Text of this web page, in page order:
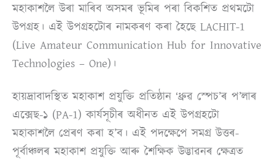
মহাকাশলৈ উৰা মাৰিব অসমৰ ভূমিৰ পৰা বিকশিত প্ৰথমটো
উপগ্ৰহ। এই উপগ্ৰহটোৰ নামকৰণ কৰা হৈছে LACHIT-1
(Live Amateur Communication Hub for Innovative
Technologies – One)।
হায়দ্ৰাবাদস্থিত মহাকাশ প্ৰযুক্তি প্ৰতিষ্ঠান ‘ধ্ৰুৱ স্পেচ’ৰ প’লাৰ
এক্সেছ-১ (PA-1) কাৰ্যসূচীৰ অধীনত এই উপগ্ৰহটো
মহাকাশলৈ প্ৰেৰণ কৰা হ’ব। এই পদক্ষেপে সমগ্ৰ উত্তৰ-
পূৰ্বাঞ্চলৰ মহাকাশ প্ৰযুক্তি আৰু শৈক্ষিক উদ্ভাৱনৰ ক্ষেত্ৰত